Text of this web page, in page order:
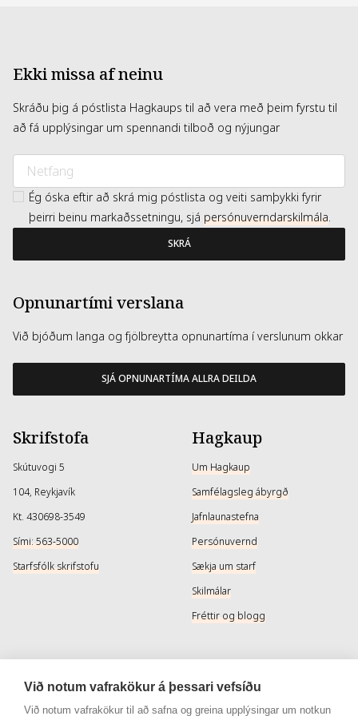
Ekki missa af neinu
Skráðu þig á póstlista Hagkaups til að vera með þeim fyrstu til
að fá upplýsingar um spennandi tilboð og nýjungar
Ég óska eftir að skrá mig póstlista og veiti samþykki fyrir
þeirri beinu markaðssetningu, sjá persónuverndarskilmála.
SKRÁ
Opnunartími verslana
Við bjóðum langa og fjölbreytta opnunartíma í verslunum okkar
SJÁ OPNUNARTÍMA ALLRA DEILDA
Skrifstofa
Skútuvogi 5
104, Reykjavík
Kt. 430698-3549
Sími: 563-5000
Starfsfólk skrifstofu
Hagkaup
Um Hagkaup
Samfélagsleg ábyrgð
Jafnlaunastefna
Persónuvernd
Sækja um starf
Skilmálar
Fréttir og blogg
Þjónusta
Afhendingarmöguleikar
Samfélagsmiðlar
Instagram
Við notum vafrakökur á þessari vefsíðu
Við notum vafrakökur til að safna og greina upplýsingar um notkun